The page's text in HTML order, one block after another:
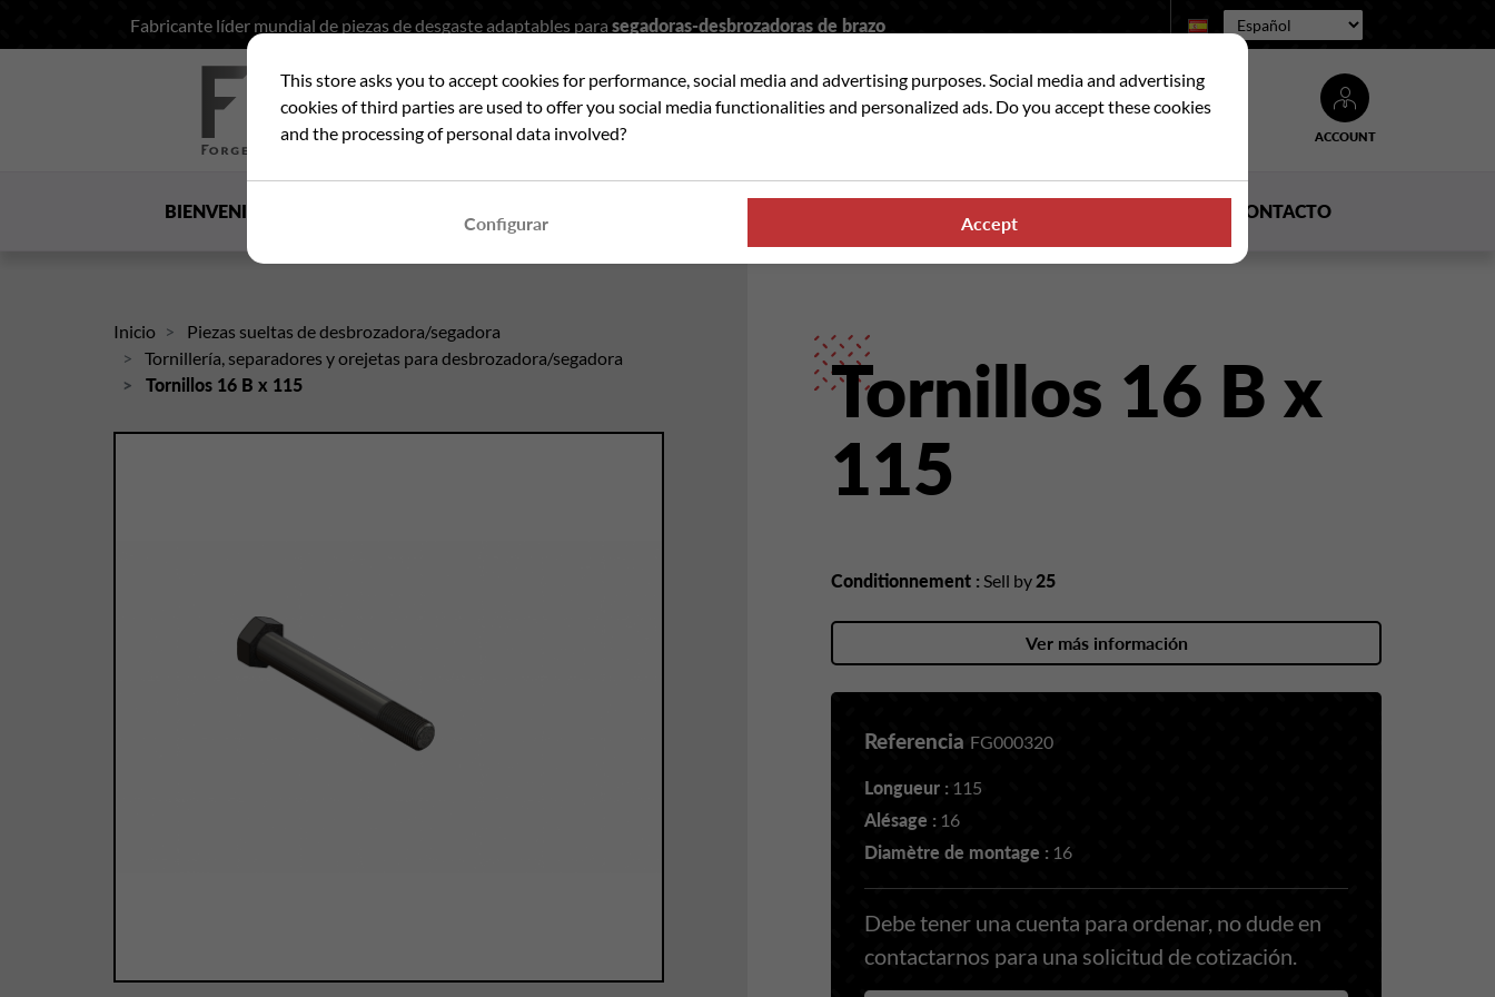
Fabricante líder mundial de piezas de desgaste adaptables para segadoras-desbrozadoras de brazo
Idioma:
ACCOUNT
Buscar
BIENVENIDA CONTACTO
Inicio
Piezas sueltas de desbrozadora/segadora
Tornillería, separadores y orejetas para desbrozadora/segadora
Tornillos 16 B x 115
Tornillos 16 B x
115
Conditionnement : Sell by 25
Ver más información
Referencia FG000320
Longueur : 115
Alésage : 16
Diamètre de montage : 16
Debe tener una cuenta para ordenar, no dude en
contactarnos para una solicitud de cotización.
This store asks you to accept cookies for performance, social media and advertising purposes. Social media and advertising
cookies of third parties are used to offer you social media functionalities and personalized ads. Do you accept these cookies
and the processing of personal data involved?
Configurar Accept